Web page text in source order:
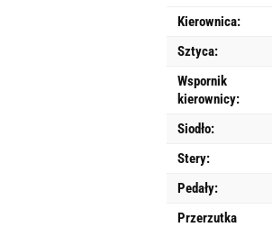
Kierownica:
Sztyca:
Wspornik
kierownicy:
Siodło:
Stery:
Pedały:
Przerzutka